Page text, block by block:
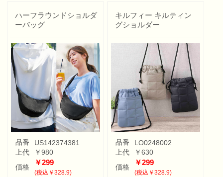
ハーフラウンドショルダ
ーバッグ
品番
US142374381
上代
￥980
価格
￥299
(税込￥328.9)
キルフィー キルティン
グショルダー
品番
LO0248002
上代
￥630
価格
￥299
(税込￥328.9)